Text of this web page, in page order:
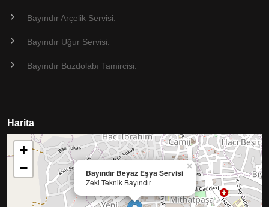
Bayındır Arçelik Servisi.
Bayındır Uğur Servisi.
Bayındır Buzdolabı Tamircisi.
Harita
Bayındır Beyaz Eşya Servisi
Zeki Teknik Bayındır
×
+
−